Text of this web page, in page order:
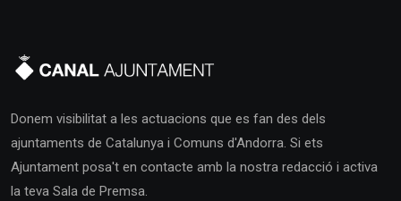
Donem visibilitat a les actuacions que es fan des dels
ajuntaments de Catalunya i Comuns d'Andorra. Si ets
Ajuntament posa't en contacte amb la nostra redacció i activa
la teva Sala de Premsa.